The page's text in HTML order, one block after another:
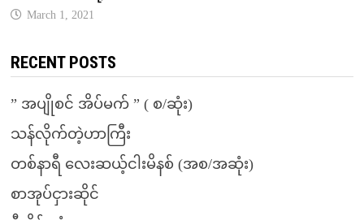
March 1, 2021
RECENT POSTS
” အပျိုစင် အိပ်မက် ” ( စ/ဆုံး)
သန်လိုက်တဲ့ဟာကြီး
တစ်နာရီ လေးဆယ့်ငါးမိနစ် (အစ/အဆုံး)
စာအုပ်ငှားဆိုင်